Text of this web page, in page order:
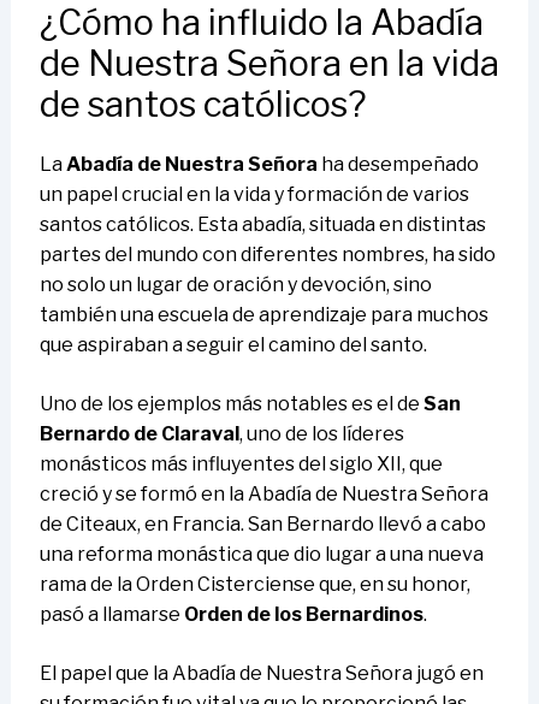
¿Cómo ha influido la Abadía
de Nuestra Señora en la vida
de santos católicos?
LaAbadía de Nuestra Señora ha desempeñado
un papel crucial en la vida y formación de varios
santos católicos. Esta abadía, situada en distintas
partes del mundo con diferentes nombres, ha sido
no solo un lugar de oración y devoción, sino
también una escuela de aprendizaje para muchos
que aspiraban a seguir el camino del santo.
Uno de los ejemplos más notables es el de San
Bernardo de Claraval, uno de los líderes
monásticos más influyentes del siglo XII, que
creció y se formó en la Abadía de Nuestra Señora
de Citeaux, en Francia. San Bernardo llevó a cabo
una reforma monástica que dio lugar a una nueva
rama de la Orden Cisterciense que, en su honor,
pasó a llamarse Orden de los Bernardinos.
El papel que la Abadía de Nuestra Señora jugó en